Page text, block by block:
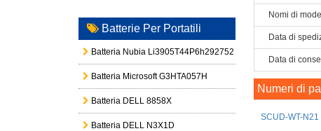
Nomi di
Data di
Data di
Numeri di
SCUD-WT-N21
Batterie Per Portatili
Batteria Nubia Li3905T44P6h292752
Batteria Microsoft G3HTA057H
Batteria DELL 8858X
Batteria DELL N3X1D